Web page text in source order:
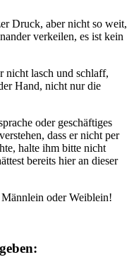
Druck, aber nicht so weit,
verkeilen, es ist kein
nicht lasch und schlaff,
Hand, nicht nur die
oder geschäftiges
dass er nicht per
halte ihm bitte nicht
bereits hier an dieser
oder Weiblein!